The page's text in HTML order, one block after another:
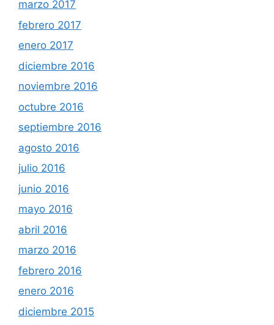
marzo 2017
febrero 2017
enero 2017
diciembre 2016
noviembre 2016
octubre 2016
septiembre 2016
agosto 2016
julio 2016
junio 2016
mayo 2016
abril 2016
marzo 2016
febrero 2016
enero 2016
diciembre 2015